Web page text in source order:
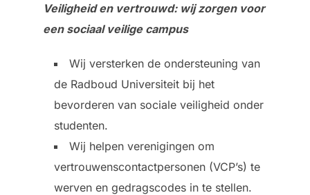
Veiligheid en vertrouwd: wij zorgen voor
een sociaal veilige campus
Wij versterken de ondersteuning van
de Radboud Universiteit bij het
bevorderen van sociale veiligheid onder
studenten.
Wij helpen verenigingen om
vertrouwenscontactpersonen (VCP’s) te
werven en gedragscodes in te stellen.